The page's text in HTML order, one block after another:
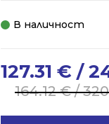
В наличност
164.12€/
Original
price
127.31 € /
Current
price